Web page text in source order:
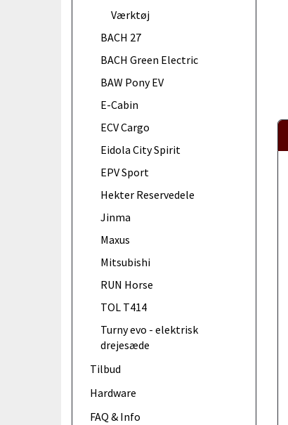
Værktøj
BACH 27
BACH Green Electric
BAW Pony EV
E-Cabin
ECV Cargo
Eidola City Spirit
EPV Sport
Hekter Reservedele
Jinma
Maxus
Mitsubishi
RUN Horse
TOL T414
Turny evo - elektrisk
drejesæde
Tilbud
Hardware
FAQ & Info